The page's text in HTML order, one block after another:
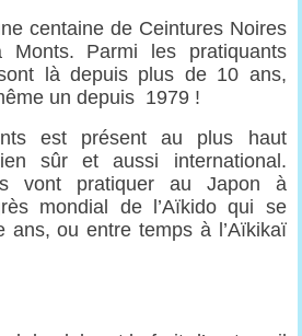
centaine de Ceintures Noires
Parmi les pratiquants
là depuis plus de 10 ans,
un depuis 1979 !
est présent au plus haut
sûr et aussi international.
vont pratiquer au Japon à
mondial de l’Aïkido qui se
ans, ou entre temps à l’Aïkikaï